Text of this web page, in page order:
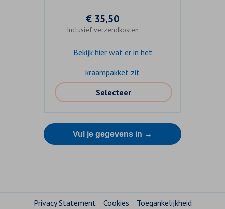
€ 35,50
Inclusief verzendkosten
Bekijk hier wat er in het
kraampakket zit
Selecteer
Privacy Statement Cookies Toegankelijkheid